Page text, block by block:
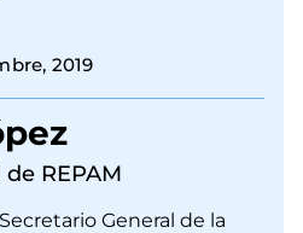
2019
REPAM
General de la